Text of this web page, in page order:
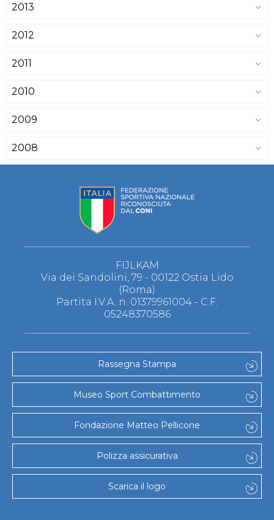
2013
2012
2011
2010
2009
2008
FIJLKAM
Via dei Sandolini, 79 - 00122 Ostia Lido
(Roma)
Partita I.V.A. n. 01379961004 - C.F.
05248370586
Rassegna Stampa
Museo Sport Combattimento
Fondazione Matteo Pellicone
Polizza assicurativa
Scarica il logo